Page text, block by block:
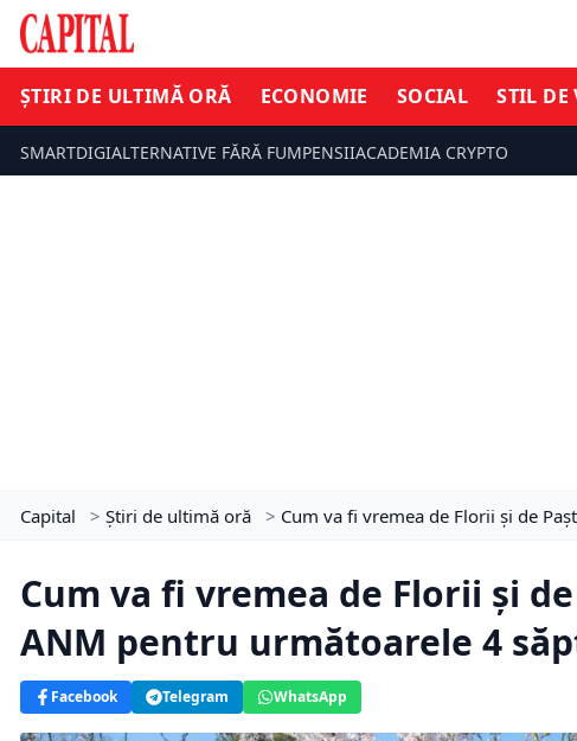
ȘTIRI DE ULTIMĂ ORĂ ECONOMIE SOCIAL STIL DE
SMARTDIGIALTERNATIVE FĂRĂ FUMPENSIIACADEMIA CRYPTO
Capital > Știri de ultimă oră > Cum va fi vremea de Florii și de
Cum va fi vremea de Florii și
ANM pentru următoarele 4
Facebook Telegram WhatsApp